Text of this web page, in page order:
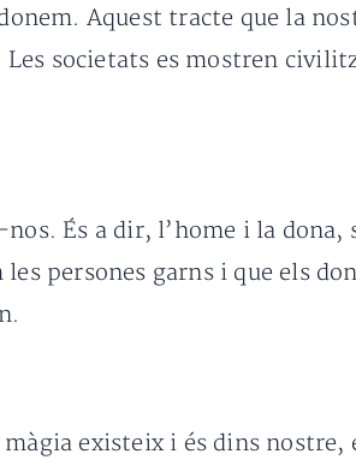
Aquest tracte que la
societats es mostren
És a dir, l’home i la dona,
persones garns i que els
existeix i és dins nostre,